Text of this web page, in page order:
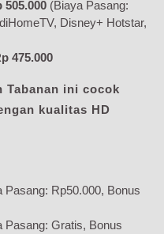
505.000 (Biaya Pasang:
Disney+ Hotstar,
475.000
Tabanan ini cocok
kualitas HD
Pasang: Rp50.000, Bonus
Pasang: Gratis, Bonus